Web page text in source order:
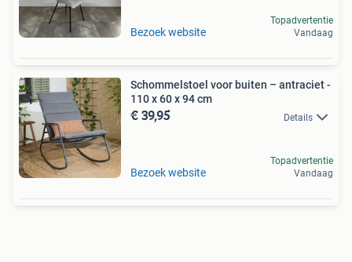
Bezoek website
Topadvertentie
Vandaag
Schommelstoel voor buiten – antraciet -
110 x 60 x 94 cm
€ 39,95 Details
Bezoek website
Topadvertentie
Vandaag